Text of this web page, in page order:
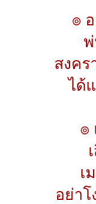
๏
สงคร
ได้
๏
เ
อย่า